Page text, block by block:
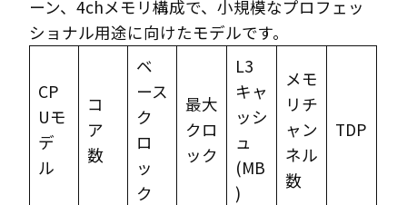
ーン、4chメモリ構成で、小規模なプロフェッ
ショナル用途に向けたモデルです。
CP
Uモ
デ
ル
コ
ア
数
ベ
ース
ク
ロ
ッ
ク
最大
クロ
ック
L3
キャ
ッシ
ュ
(MB
)
メモ
リチ
ャン
ネル
数
TDP